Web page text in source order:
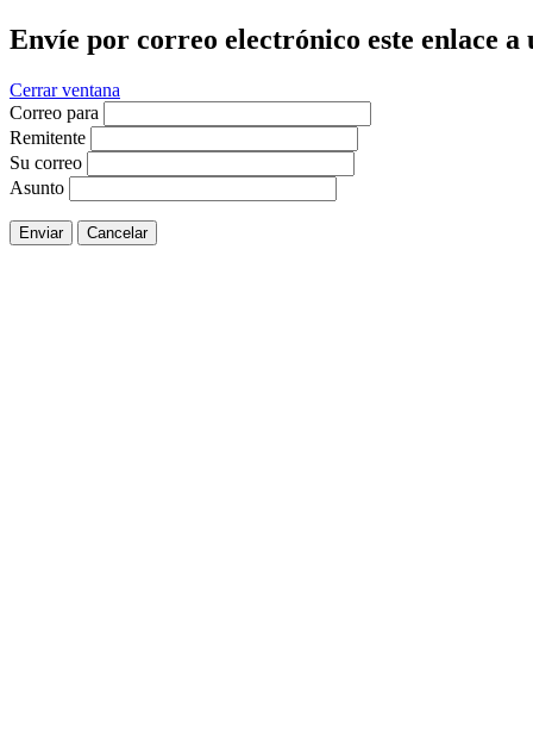
Envíe por correo electrónico este enlace a
Cerrar ventana
Correo para
Remitente
Su correo
Asunto
Enviar Cancelar